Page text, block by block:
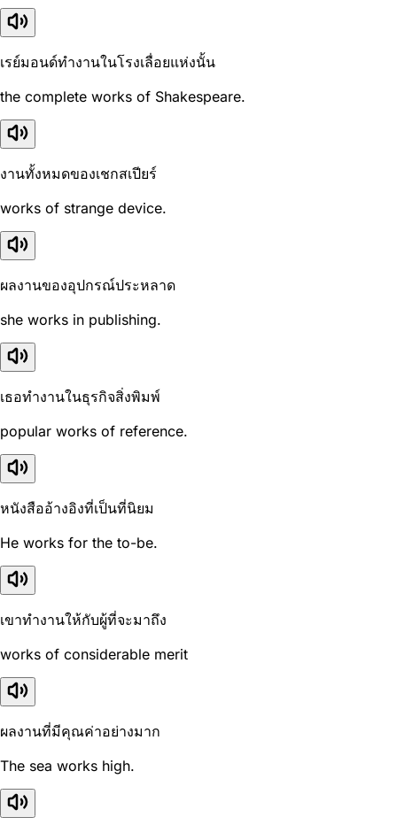
เรย์มอนด์ทำงานในโรงเลื่อยแห่งนั้น
the complete works of Shakespeare.
งานทั้งหมดของเชกสเปียร์
works of strange device.
ผลงานของอุปกรณ์ประหลาด
she works in publishing.
เธอทำงานในธุรกิจสิ่งพิมพ์
popular works of reference.
หนังสืออ้างอิงที่เป็นที่นิยม
He works for the to-be.
เขาทำงานให้กับผู้ที่จะมาถึง
works of considerable merit
ผลงานที่มีคุณค่าอย่างมาก
The sea works high.